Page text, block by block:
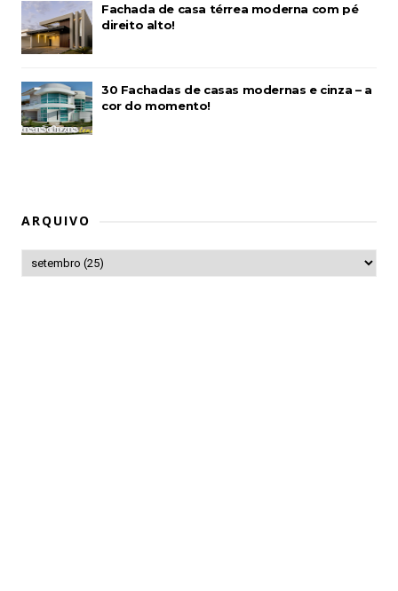
Fachada de casa térrea moderna com pé
direito alto!
30 Fachadas de casas modernas e cinza – a
cor do momento!
ARQUIVO